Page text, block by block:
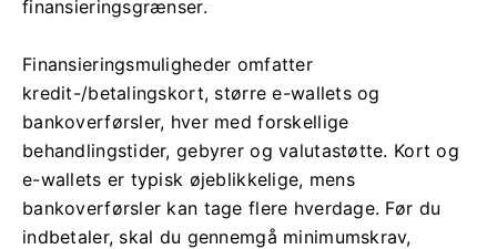
finansieringsgrænser.
Finansieringsmuligheder omfatter
kredit-/betalingskort, større e-wallets og
bankoverførsler, hver med forskellige
behandlingstider, gebyrer og valutastøtte. Kort og
e-wallets er typisk øjeblikkelige, mens
bankoverførsler kan tage flere hverdage. Før du
indbetaler, skal du gennemgå minimumskrav,